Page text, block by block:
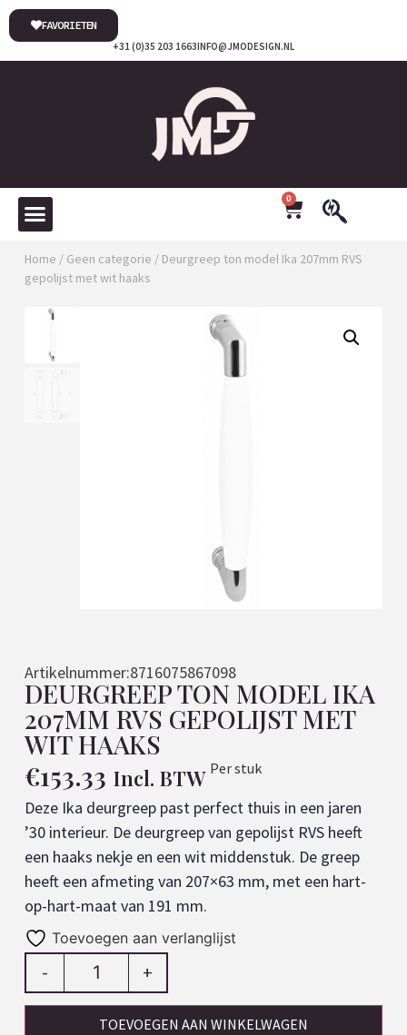
INFO@JMODESIGN.NL
+31 (0)35 203 1663
FAVORIETEN
0
Home / Geen categorie / Deurgreep ton model Ika 207mm RVS
gepolijst met wit haaks
Artikelnummer:8716075867098
DEURGREEP TON MODEL IKA
207MM RVS GEPOLIJST MET
WIT HAAKS
€153.33 Incl. BTW Per stuk
Deze Ika deurgreep past perfect thuis in een jaren
’30 interieur. De deurgreep van gepolijst RVS heeft
een haaks nekje en een wit middenstuk. De greep
heeft een afmeting van 207×63 mm, met een hart-
op-hart-maat van 191 mm.
Toevoegen aan verlanglijst
- +
TOEVOEGEN AAN WINKELWAGEN